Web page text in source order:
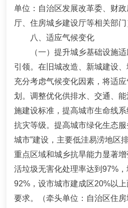
单位：自治区发展改革委、财
厅、住房城乡建设厅等相关部门
八、适应气候变化
（一）提升城乡基础设施适
引领。在旧城改造、新城建设
充分考虑气候变化因素，将适
划。调整优化供排水、交通、
施建设标准，提高城市生命线
抗灾等级。提高城市绿化生态
城市”建设，主要低洼易涝地区
重点区域和城乡抗旱能力显著增
活垃圾无害化处理率达到97% ，
92% ，设市城市建成区20%以
要求。
（牵头单位：自治区住